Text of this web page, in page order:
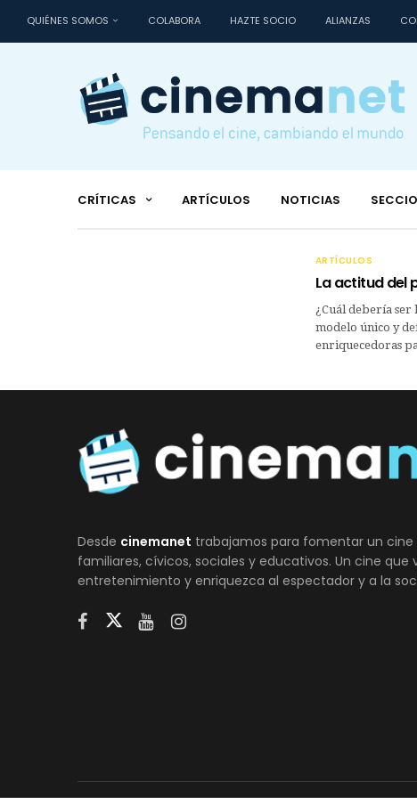
QUIÉNES SOMOS COLABORA HAZTE SOCIO ALIANZAS
CRÍTICAS ARTÍCULOS NOTICIAS
ARTÍCULOS
La actitud del
¿Cuál debería ser
modelo único y
enriquecedoras
Desde cinemanet trabajamos para fomentar un cine
familiares, cívicos, sociales y educativos. Un cine que
entretenimiento y enriquezca al espectador y a la